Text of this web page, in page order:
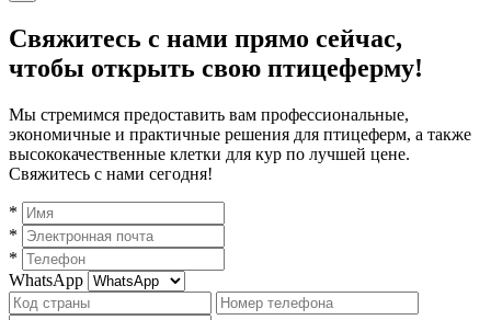
Свяжитесь с нами прямо сейчас,
чтобы открыть свою птицеферму!
Мы стремимся предоставить вам профессиональные,
экономичные и практичные решения для птицеферм, а также
высококачественные клетки для кур по лучшей цене.
Свяжитесь с нами сегодня!
*
*
*
WhatsApp